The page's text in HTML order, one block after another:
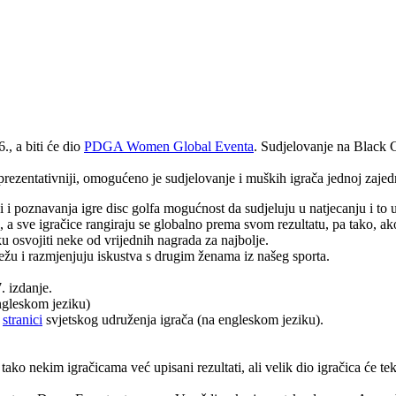
a biti će dio PDGA Women Global Eventa. Sudjelovanje na Black
omogućeno je sudjelovanje i muških igrača jednoj
poznavanja igre disc golfa mogućnost da sudjeluju u natjecanju i
sve igračice rangiraju se globalno prema svom rezultatu, pa tako,
osvojiti neke od vrijednih nagrada za najbolje.
i razmjenjuju iskustva s drugim ženama iz našeg sporta.
izdanje.
jeziku)
stranici svjetskog udruženja igrača (na engleskom jeziku).
nekim igračicama već upisani rezultati, ali velik dio igračica će